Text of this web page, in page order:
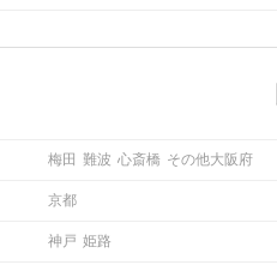
梅田 難波 心斎橋 その他大阪府
京都
神戸 姫路